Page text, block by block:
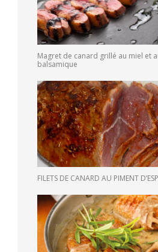
Magret de canard grillé au miel et
balsamique
FILETS DE CANARD AU PIMENT